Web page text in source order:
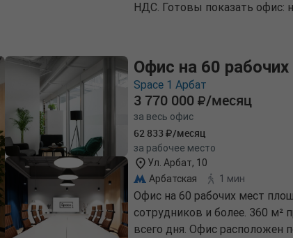
НДС. Готовы показать офис:
Офис на 60
Space 1 Арбат
3 770 000 /месяц
за весь офис
62 833 /месяц
за рабочее место
Ул. Арбат, 10
Арбатская
1 мин
Офис на 60 рабочих мест
сотрудников и более. 360 м²
всего дня. Офис расположен